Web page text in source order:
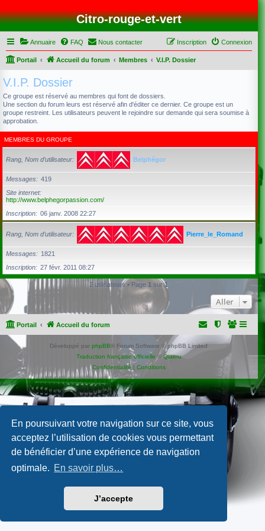
En poursuivant votre navigation sur ce site, vous
acceptez l’utilisation de cookies vous permettant
de bénéficier d’une expérience de navigation
optimale. En savoir plus…
J’accepte
Citro-rouge-et-vert
Annuaire FAQ Nous contacter Connexion
Inscription
Portail Accueil du forum Membres V.I.P. Dossier
V.I.P. Dossier
Ce groupe est réservé au membres qui font de dossiers.
Une section du forum leurs est réservé afin d'éditer ce dernier. Ce groupe est un
groupe restreint. Les utilisateurs peuvent le rejoindre sur demande qui sera soumise à
approbation.
MEMBRES DU GROUPE
Rang, Nom d’utilisateur Belphégor
Messages
419
Site internet
http://www.belphegorpassion.com/
Inscription
06 janv. 2008 22:27
Rang, Nom d’utilisateur Pierre_le_Romand
Messages
1821
Inscription
27 févr. 2011 08:27
2 utilisateurs • Page 1 sur1
Aller
Portail Accueil du forum
Développé parphpBB ® Forum Software © phpBB Limited
Traduction française officielle ©Qiaeru
Confidentialité| Conditions